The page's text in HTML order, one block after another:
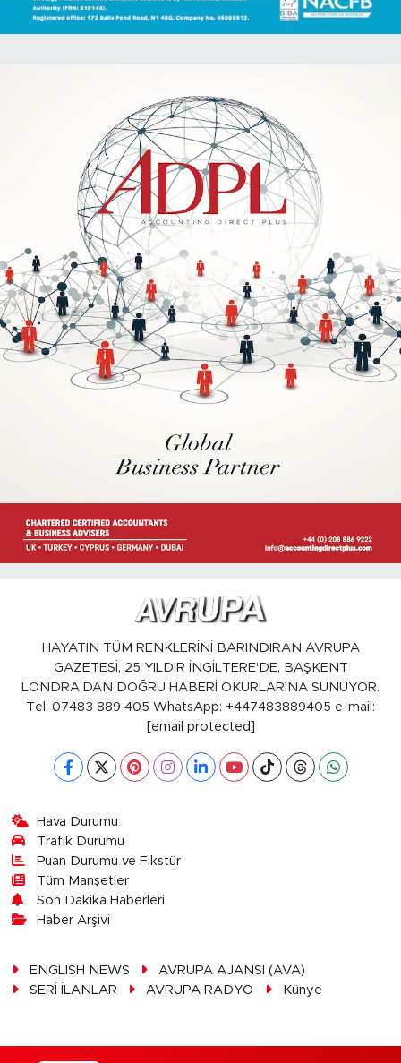
HAYATIN TÜM RENKLERİNİ BARINDIRAN AVRUPA
GAZETESİ, 25 YILDIR İNGİLTERE'DE, BAŞKENT
LONDRA'DAN DOĞRU HABERİ OKURLARINA SUNUYOR.
Tel: 07483 889 405 WhatsApp: +447483889405 e-mail:
[email protected]
Hava Durumu
Trafik Durumu
Puan Durumu ve Fikstür
Tüm Manşetler
Son Dakika Haberleri
Haber Arşivi
ENGLISH NEWS
AVRUPA AJANSI (AVA)
SERİ İLANLAR
AVRUPA RADYO Künye